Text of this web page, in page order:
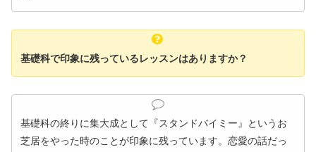
基礎科で印象に残っているレッスンはありますか？
基礎科の終りに集大成として『スタンドバイミー』というお
芝居をやった時のことが印象に残っています。恋愛の話だっ